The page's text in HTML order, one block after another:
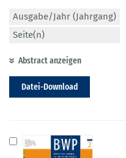
Ausgabe/Jahr (Jahrgang)
Seite(n)
Abstract anzeigen
Datei-Download